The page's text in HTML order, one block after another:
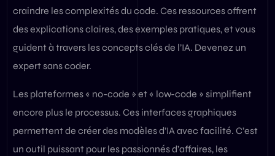
craindre les complexités du code. Ces ressources offrent
des explications claires, des exemples pratiques, et vous
guident à travers les concepts clés de l’IA. Devenez un
expert sans coder.
Les plateformes « no-code » et « low-code » simplifient
encore plus le processus. Ces interfaces graphiques
permettent de créer des modèles d’IA avec facilité. C’est
un outil puissant pour les passionnés d’affaires, les